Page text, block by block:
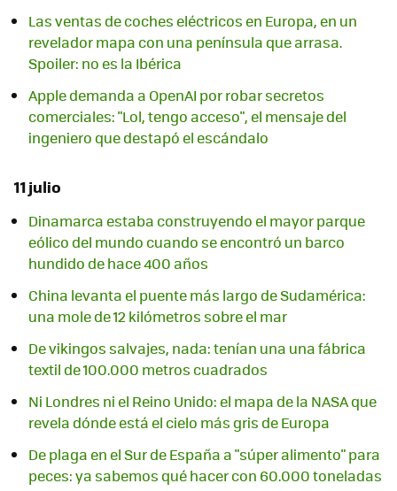
Las ventas de coches eléctricos en Europa, en un
revelador mapa con una península que arrasa.
Spoiler: no es la Ibérica
Apple demanda a OpenAI por robar secretos
comerciales: "Lol, tengo acceso", el mensaje del
ingeniero que destapó el escándalo
11 julio
Dinamarca estaba construyendo el mayor parque
eólico del mundo cuando se encontró un barco
hundido de hace 400 años
China levanta el puente más largo de Sudamérica:
una mole de 12 kilómetros sobre el mar
De vikingos salvajes, nada: tenían una una fábrica
textil de 100.000 metros cuadrados
Ni Londres ni el Reino Unido: el mapa de la NASA que
revela dónde está el cielo más gris de Europa
De plaga en el Sur de España a "súper alimento" para
peces: ya sabemos qué hacer con 60.000 toneladas